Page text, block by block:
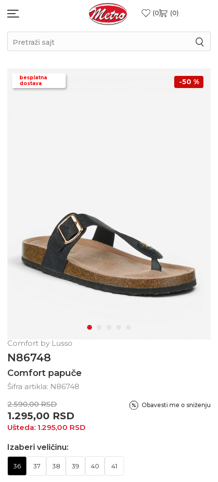
0 0
Pretraži sajt
besplatna
dostava
-50 %
Comfort by Lusso
N86748
Comfort papuče
Šifra artikla: N86748
2.590,00 RSD
1.295,00 RSD
Ušteda: 1.295,00 RSD
Obavesti me o sniženju
Izaberi veličinu:
36 37 38 39 40 41